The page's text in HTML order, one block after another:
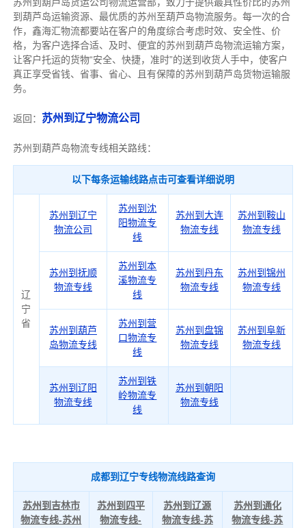
到葫芦岛运输资源、最优质的苏州至葫芦岛物流服务。每一次的合
作，鑫海汇物流都要站在客户的角度综合考虑时效、安全性、价
格，为客户选择合适、及时、便宜的苏州到葫芦岛物流运输方案，
让客户托运的货物“安全、快捷，准时”的送到收货人手中，使客户
真正享受省钱、省事、省心、且有保障的苏州到葫芦岛货物运输服
务。
返回： 苏州到辽宁物流公司
苏州到葫芦岛物流专线相关路线：
以下每条运输线路点击可查看详细说明
辽
宁
省
苏州到辽宁
物流公司
苏州到沈
阳物流专
线
苏州到大连
物流专线
苏州到鞍山
物流专线
苏州到抚顺
物流专线
苏州到本
溪物流专
线
苏州到丹东
物流专线
苏州到锦州
物流专线
苏州到葫芦
岛物流专线
苏州到营
口物流专
线
苏州到盘锦
物流专线
苏州到阜新
物流专线
苏州到辽阳
物流专线
苏州到铁
岭物流专
线
苏州到朝阳
物流专线
成都到辽宁专线物流线路查询
苏州到吉林市
物流专线-苏州
苏州到四平
物流专线-
苏州到辽源
物流专线-苏
苏州到通化
物流专线-苏